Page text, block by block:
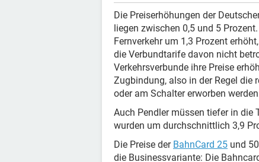
Die Preiserhöhungen der
liegen zwischen 0,5 und 5
Fernverkehr um 1,3 Prozent
die Verbundtarife davon nicht
Verkehrsverbunde ihre Preise
Zugbindung, also in der Regel die
oder am Schalter erworben
Auch Pendler müssen tiefer in die
wurden um durchschnittlich 3,9
Die Preise der BahnCard 25 und
die Businessvariante: Die